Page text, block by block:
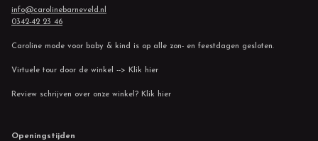
info@carolinebarneveld.nl
0342-42 23 46
Caroline mode voor baby & kind is op alle zon- en feestdagen gesloten.
Virtuele tour door de winkel --> Klik hier
Review schrijven over onze winkel? Klik hier
Openingstijden